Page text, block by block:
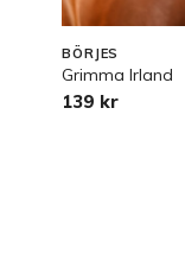
BÖRJES
Grimma Irland
139 kr